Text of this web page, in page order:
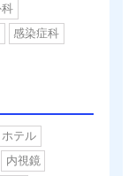
感染症科
テル
内視鏡